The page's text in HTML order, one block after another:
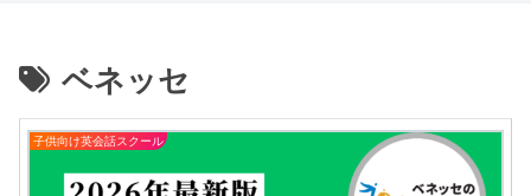
ベネッセ
子供向け英会話スクール